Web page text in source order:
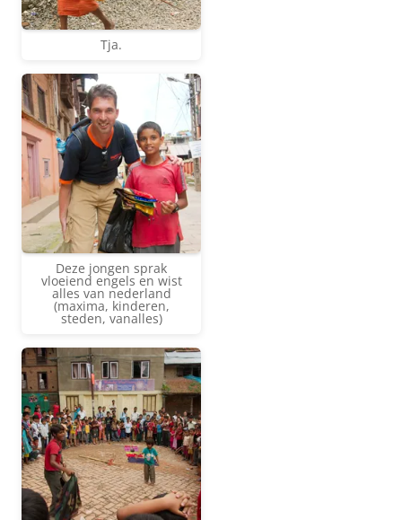
Tja.
Deze jongen sprak
vloeiend engels en wist
alles van nederland
(maxima, kinderen,
steden, vanalles)